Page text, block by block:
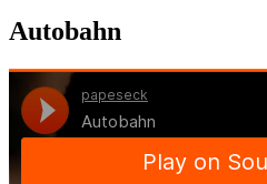
Autobahn